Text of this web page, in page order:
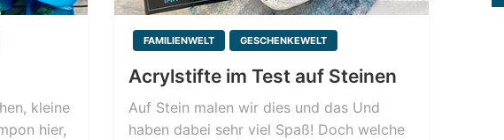
kleine
hier,
FAMILIENWELT GESCHENKEWELT
Acrylstifte im Test auf Steinen
Auf Stein malen wir dies und das Und
haben dabei sehr viel Spaß! Doch welche